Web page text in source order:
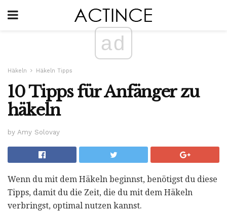
ad
Häkeln Häkeln Tipps
10 Tipps für Anfänger zu
häkeln
by Amy Solovay
Wenn du mit dem Häkeln beginnst, benötigst du diese
Tipps, damit du die Zeit, die du mit dem Häkeln
verbringst, optimal nutzen kannst.